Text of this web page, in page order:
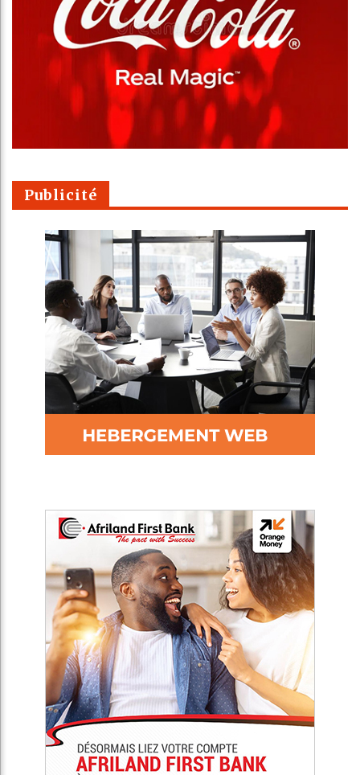
Publicité